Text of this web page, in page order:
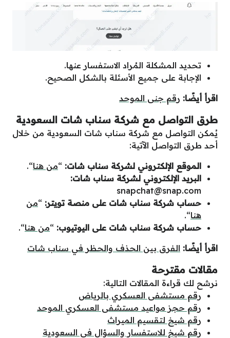
تحديد المشكلة المُراد الاستفسار عنها.
الإجابة على جميع الأسئلة بالشكل الصحيح.
اقرأ أيضًا: رقم جنى الموحد
طرق التواصل مع شركة سناب شات السعودية
يُمكن التواصل مع شركة سناب شات السعودية من خلال
أحد طرق التواصل الآتية:
الموقع الإلكتروني لشركة سناب شات: “من هنا“.
البريد الإلكتروني لشركة سناب شات:
snapchat@snap.com
حساب شركة سناب شات على منصة تويتر: “من
هنا“.
حساب شركة سناب شات على اليوتيوب: “من هنا“.
اقرأ أيضًا: الفرق بين الحذف والحظر في سناب شات
مقالات مقترحة
نرشح لك قراءة المقالات التالية:
رقم مستشفى العسكري بالرياض
رقم حجز مواعيد مستشفى العسكري الموحد
رقم شيخ لتقسيم الميراث
رقم شيخ للاستفسار والسؤال في السعودية